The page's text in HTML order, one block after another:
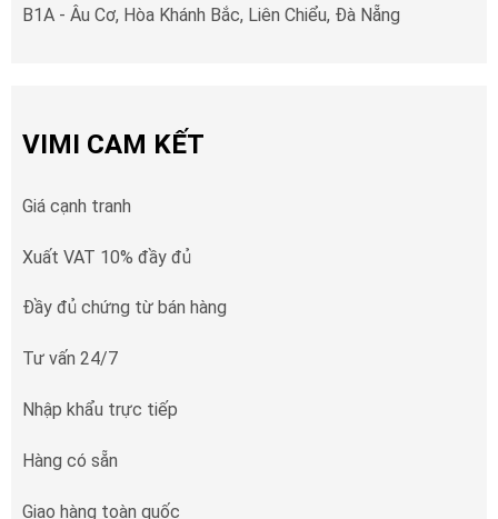
B1A - Âu Cơ, Hòa Khánh Bắc, Liên Chiểu, Đà Nẵng
VIMI CAM KẾT
Giá cạnh tranh
Xuất VAT 10% đầy đủ
Đầy đủ chứng từ bán hàng
Tư vấn 24/7
Nhập khẩu trực tiếp
Hàng có sẵn
Giao hàng toàn quốc